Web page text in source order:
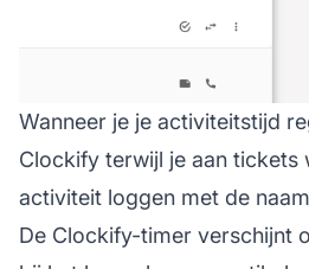
Wanneer je je activiteitstijd
Clockify terwijl je aan tickets
activiteit loggen met de
De Clockify-timer verschijnt